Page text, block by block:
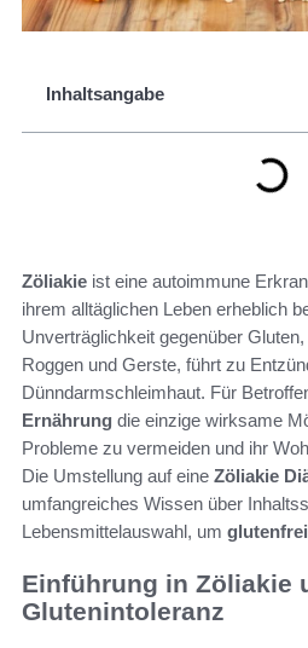
Inhaltsangabe
Zöliakie ist eine autoimmune
ihrem alltäglichen Leben erheblich
Unverträglichkeit gegenüber
Roggen und Gerste, führt zu
Dünndarmschleimhaut. Für
Ernährung die einzige wirksame
Probleme zu vermeiden und ihr
Die Umstellung auf eine Zöliakie
umfangreiches Wissen über
Lebensmittelauswahl, um
Einführung in Zöliakie
Glutenintoleranz